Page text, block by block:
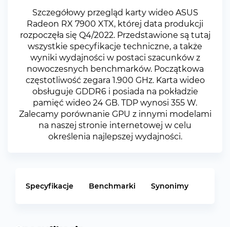
Szczegółowy przegląd karty wideo ASUS
Radeon RX 7900 XTX, której data produkcji
rozpoczęła się Q4/2022. Przedstawione są tutaj
wszystkie specyfikacje techniczne, a także
wyniki wydajności w postaci szacunków z
nowoczesnych benchmarków. Początkowa
częstotliwość zegara 1.900 GHz. Karta wideo
obsługuje GDDR6 i posiada na pokładzie
pamięć wideo 24 GB. TDP wynosi 355 W.
Zalecamy porównanie GPU z innymi modelami
na naszej stronie internetowej w celu
określenia najlepszej wydajności.
Specyfikacje Benchmarki Synonimy